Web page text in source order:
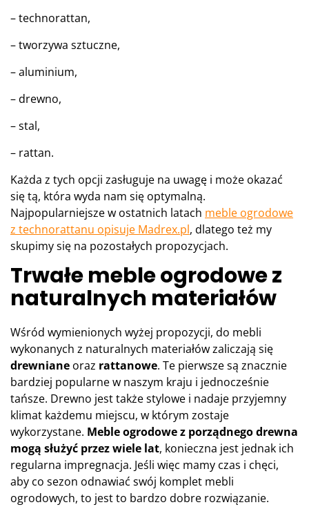
– technorattan,
– tworzywa sztuczne,
– aluminium,
– drewno,
– stal,
– rattan.
Każda z tych opcji zasługuje na uwagę i może okazać
się tą, która wyda nam się optymalną.
Najpopularniejsze w ostatnich latach meble ogrodowe
z technorattanu opisuje Madrex.pl, dlatego też my
skupimy się na pozostałych propozycjach.
Trwałe meble ogrodowe z
naturalnych materiałów
Wśród wymienionych wyżej propozycji, do mebli
wykonanych z naturalnych materiałów zaliczają się
drewniane oraz rattanowe. Te pierwsze są znacznie
bardziej popularne w naszym kraju i jednocześnie
tańsze. Drewno jest także stylowe i nadaje przyjemny
klimat każdemu miejscu, w którym zostaje
wykorzystane. Meble ogrodowe z porządnego drewna
mogą służyć przez wiele lat, konieczna jest jednak ich
regularna impregnacja. Jeśli więc mamy czas i chęci,
aby co sezon odnawiać swój komplet mebli
ogrodowych, to jest to bardzo dobre rozwiązanie.